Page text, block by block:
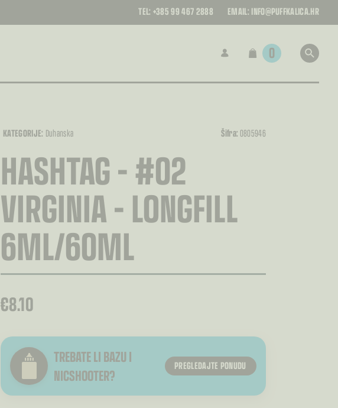
TEL: +385 99 467 2888 EMAIL: INFO@PUFFKALICA.HR
0
KATEGORIJE: Duhanska Šifra:0805946
HASHTAG – #02
VIRGINIA – LONGFILL
6ML/60ML
€8.10
TREBATE LI BAZU I
NICSHOOTER?
PREGLEDAJTE PONUDU